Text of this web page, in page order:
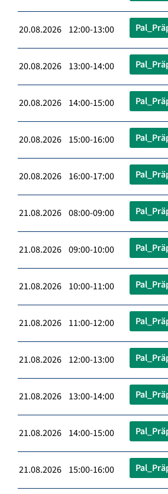
20.08.2026 12:00-13:00
20.08.2026 13:00-14:00
20.08.2026 14:00-15:00
20.08.2026 15:00-16:00
20.08.2026 16:00-17:00
21.08.2026 08:00-09:00
21.08.2026 09:00-10:00
21.08.2026 10:00-11:00
21.08.2026 11:00-12:00
21.08.2026 12:00-13:00
21.08.2026 13:00-14:00
21.08.2026 14:00-15:00
21.08.2026 15:00-16:00